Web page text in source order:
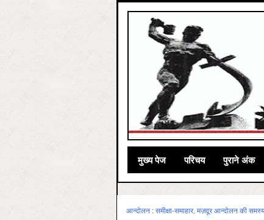
मुख्‍य पेज परिचय पुराने अंक
आन्‍दोलन : समीक्षा-समाहार, मज़दूर आन्दोलन की